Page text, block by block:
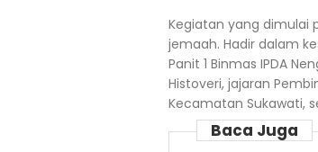
Kegiatan yang dimulai
jemaah. Hadir dalam
Panit 1 Binmas IPDA
Histoveri, jajaran
Kecamatan Sukawati,
Baca Juga